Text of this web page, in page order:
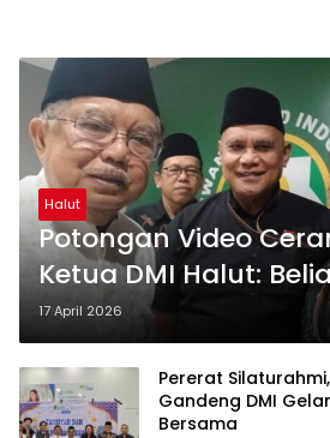
Halut
Potongan Video
Ketua DMI Halut:
Perdamaian
Sengaja Dijatuhkan
17 April 2026
Pererat
Gandeng DMI
Bersama